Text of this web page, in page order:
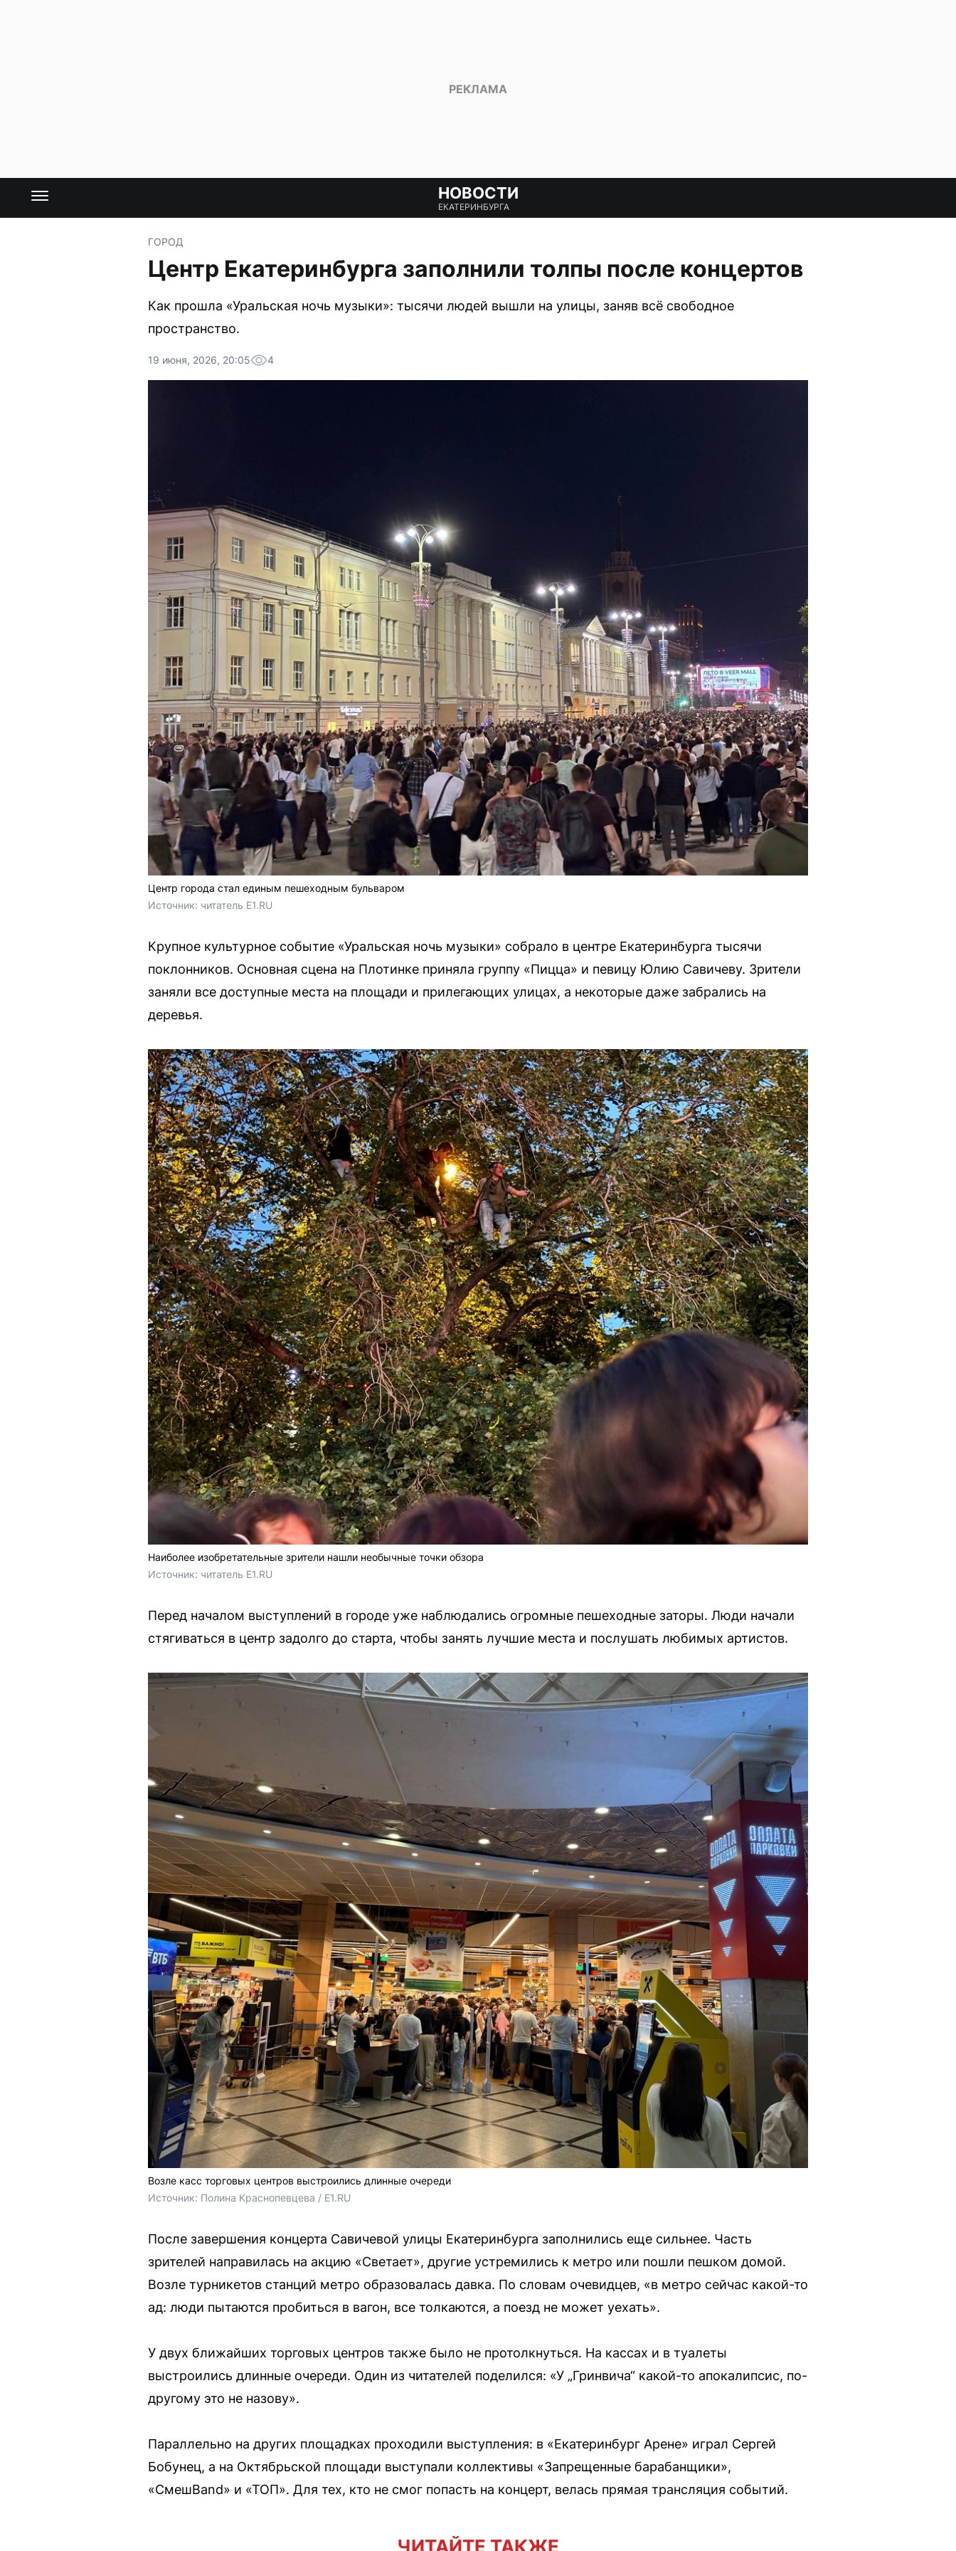
НОВОСТИ
ЕКАТЕРИНБУРГА
ГОРОД
Центр Екатеринбурга заполнили толпы после концертов
Как прошла «Уральская ночь музыки»: тысячи людей вышли на улицы, заняв всё свободное
пространство.
19 июня, 2026, 20:05 4
Центр города стал единым пешеходным бульваром
Источник: читатель E1.RU
Крупное культурное событие «Уральская ночь музыки» собрало в центре Екатеринбурга тысячи
поклонников. Основная сцена на Плотинке приняла группу «Пицца» и певицу Юлию Савичеву. Зрители
заняли все доступные места на площади и прилегающих улицах, а некоторые даже забрались на
деревья.
Наиболее изобретательные зрители нашли необычные точки обзора
Источник: читатель E1.RU
Перед началом выступлений в городе уже наблюдались огромные пешеходные заторы. Люди начали
стягиваться в центр задолго до старта, чтобы занять лучшие места и послушать любимых артистов.
Возле касс торговых центров выстроились длинные очереди
Источник: Полина Краснопевцева / E1.RU
После завершения концерта Савичевой улицы Екатеринбурга заполнились еще сильнее. Часть
зрителей направилась на акцию «Светает», другие устремились к метро или пошли пешком домой.
Возле турникетов станций метро образовалась давка. По словам очевидцев, «в метро сейчас какой-то
ад: люди пытаются пробиться в вагон, все толкаются, а поезд не может уехать».
У двух ближайших торговых центров также было не протолкнуться. На кассах и в туалеты
выстроились длинные очереди. Один из читателей поделился: «У „Гринвича“ какой-то апокалипсис, по-
другому это не назову».
Параллельно на других площадках проходили выступления: в «Екатеринбург Арене» играл Сергей
Бобунец, а на Октябрьской площади выступали коллективы «Запрещенные барабанщики»,
«СмешBand» и «ТОП». Для тех, кто не смог попасть на концерт, велась прямая трансляция событий.
ЧИТАЙТЕ ТАКЖЕ